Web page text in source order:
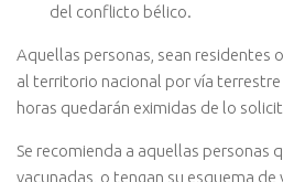
del conflicto bélico.
Aquellas personas, sean residentes
al territorio nacional por vía
horas quedarán eximidas de lo
Se recomienda a aquellas personas
vacunadas, o tengan su esquema